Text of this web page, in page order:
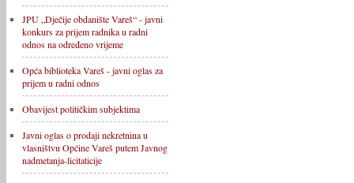
JPU „Dječije obdanište Vareš“ - javni
konkurs za prijem radnika u radni
odnos na određeno vrijeme
Opća biblioteka Vareš - javni oglas za
prijem u radni odnos
Obavijest političkim subjektima
Javni oglas o prodaji nekretnina u
vlasništvu Općine Vareš putem Javnog
nadmetanja-licitaticije